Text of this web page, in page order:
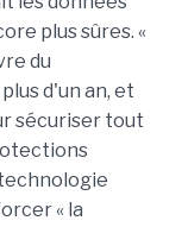
plus sûres. «
du
d'un an, et
sécuriser tout
« la